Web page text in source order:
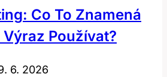
Co To Znamená
Používat?
6. 2026